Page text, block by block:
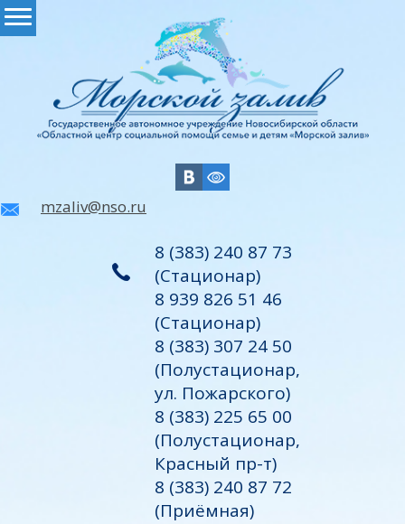
mzaliv@nso.ru
8 (383) 240 87 73
(Стационар)
8 939 826 51 46
(Стационар)
8 (383) 307 24 50
(Полустационар,
ул. Пожарского)
8 (383) 225 65 00
(Полустационар,
Красный пр-т)
8 (383) 240 87 72
(Приёмная)